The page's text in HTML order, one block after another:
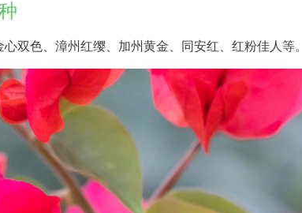
双色、漳州红缨、加州黄金、同安红、红粉佳人等。